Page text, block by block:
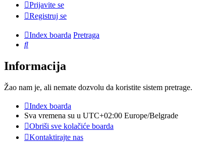
Prijavite se
Registruj se
Index boarda Pretraga
Pretraga
Informacija
Žao nam je, ali nemate dozvolu da koristite sistem pretrage.
Index boarda
Sva vremena su u UTC+02:00 Europe/Belgrade
Obriši sve kolačiće boarda
Kontaktirajte nas